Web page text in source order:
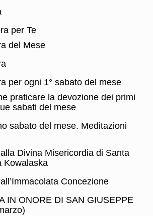
per Te
del Mese
per ogni 1° sabato del mese
praticare la devozione dei primi
sabati del mese
sabato del mese. Meditazioni
Divina Misericordia di Santa
Kowalaska
Concezione
IN ONORE DI SAN GIUSEPPE